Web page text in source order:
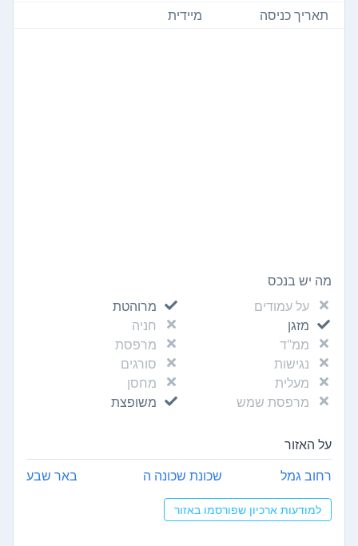
תאריך כניסה
מיידית
מה יש בנכס
על עמודים
מרוהטת
מזגן
חניה
ממ"ד
מרפסת
נגישות
סורגים
מעלית
מחסן
מרפסת שמש
משופצת
על האזור
רחוב גמל שכונת שכונה ה באר שבע
למודעות ארכיון שפורסמו באזור